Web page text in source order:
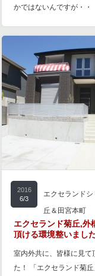
かではないんですが・
2016
6/3
エクセランドシ
丘＆田宮本町
エクセランド菊丘,外
頂ける環境整いまし
室内外共に、皆様に見て
た！ 「エクセランド菊